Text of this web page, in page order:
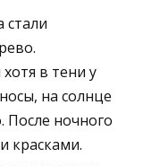
стали
в тени у
на солнце
После ночного
красками.